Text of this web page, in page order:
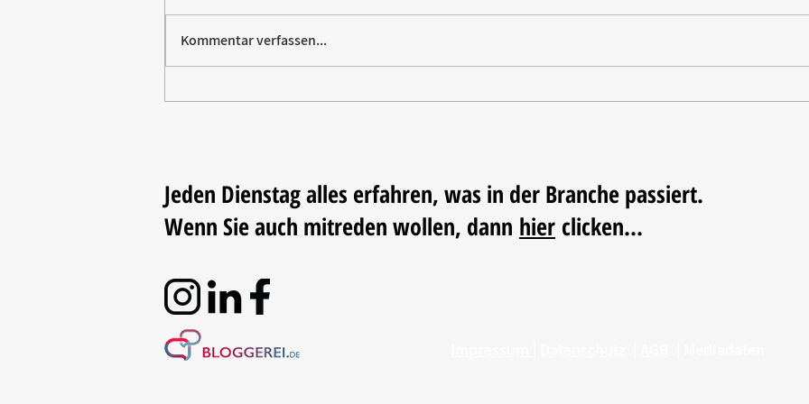
Oxo
Kommentar verfassen...
Jeden Dienstag alles erfahren, was in der Branche passiert.
Wenn Sie auch mitreden wollen, dann hier clicken...